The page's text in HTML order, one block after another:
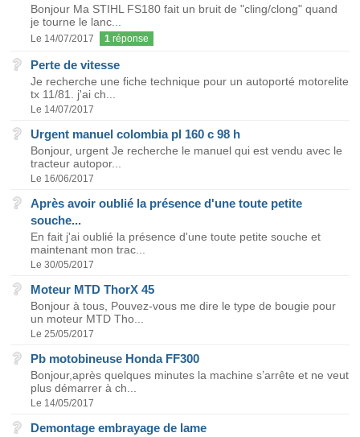
Bonjour Ma STIHL FS180 fait un bruit de "cling/clong" quand
je tourne le lanc...
Le 14/07/2017 1 réponse
Perte de vitesse
Je recherche une fiche technique pour un autoporté motorelite
tx 11/81. j'ai ch...
Le 14/07/2017
Urgent manuel colombia pl 160 c 98 h
Bonjour, urgent Je recherche le manuel qui est vendu avec le
tracteur autopor...
Le 16/06/2017
Après avoir oublié la présence d'une toute petite
souche...
En fait j'ai oublié la présence d'une toute petite souche et
maintenant mon trac...
Le 30/05/2017
Moteur MTD ThorX 45
Bonjour à tous, Pouvez-vous me dire le type de bougie pour
un moteur MTD Tho...
Le 25/05/2017
Pb motobineuse Honda FF300
Bonjour,après quelques minutes la machine s’arrête et ne veut
plus démarrer à ch...
Le 14/05/2017
Demontage embrayage de lame